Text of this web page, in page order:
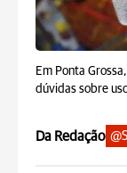
Em Ponta
dúvidas sobre
Da Redação